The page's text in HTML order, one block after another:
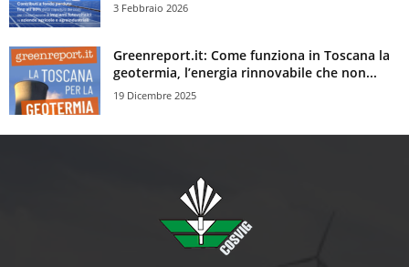
3 Febbraio 2026
Greenreport.it: Come funziona in Toscana la
geotermia, l’energia rinnovabile che non...
19 Dicembre 2025